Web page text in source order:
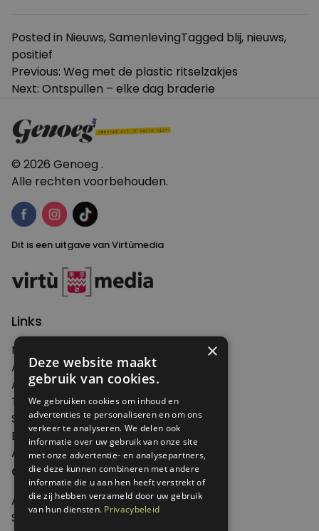
Posted in Nieuws,SamenlevingTagged blij, nieuws,
positief
Bericht
navigatie
Previous: Weg met de plastic ritselzakjes
Next: Ontspullen – elke dag braderie
© 2026 Genoeg .
Alle rechten voorbehouden.
Dit is een uitgave van Virtùmedia
Links
Nieuws
Artikelen
Agenda
Thema's
Shop
Edities
Abonneren
Over Genoeg
Adverteren
Samenwerken
×
Deze website maakt
gebruik van cookies.
We gebruiken cookies om inhoud en
advertenties te personaliseren en om ons
verkeer te analyseren. We delen ook
informatie over uw gebruik van onze site
met onze advertentie- en analysepartners,
die deze kunnen combineren met andere
informatie die u aan hen heeft verstrekt of
die zij hebben verzameld door uw gebruik
van hun diensten. Privacybeleid